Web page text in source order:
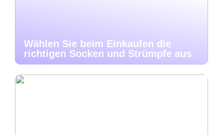
Wählen Sie beim Einkaufen die
richtigen Socken und Strümpfe aus